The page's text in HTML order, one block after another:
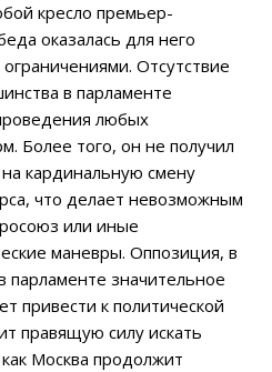
кресло премьер-
оказалась для него
Отсутствие
в парламенте
любых
Более того, он не получил
кардинальную смену
что делает невозможным
или иные
маневры. Оппозиция, в
парламенте значительное
привести к политической
правящую силу искать
Москва продолжит